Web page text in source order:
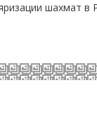
шахмат в